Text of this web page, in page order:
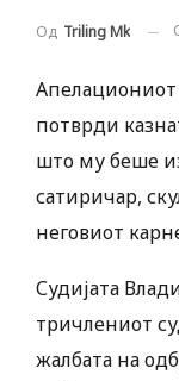
Од Triling Mk
Апелациониот
потврди
што му беше
сатиричар,
неговиот
Судијата
тричлениот
жалбата на